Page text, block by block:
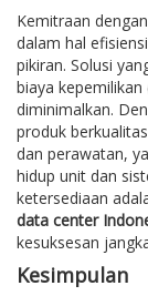
Kemitraan
dalam hal
pikiran. Solusi
biaya kepemilikan
diminimalkan.
produk
dan perawatan,
hidup unit dan
ketersediaan
data center
kesuksesan
Kesimpulan